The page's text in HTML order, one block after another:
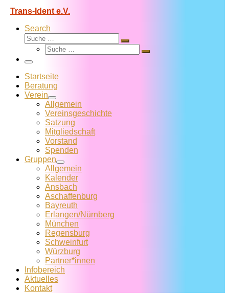
Trans-Ident e.V.
Search
Suche
Suche
Suche
Suche
Menü
Startseite
Beratung
Verein
Allgemein
Vereins­geschichte
Satzung
Mitglied­schaft
Vorstand
Spenden
Gruppen
Allgemein
Kalender
Ansbach
Aschaffenburg
Bayreuth
Erlangen/Nürnberg
München
Regensburg
Schweinfurt
Würzburg
Partner*innen
Infobereich
Aktuelles
Kontakt